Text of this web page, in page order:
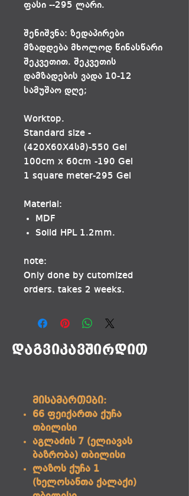
ფასი --295 ლარი.
შენიშვნა: ზედაპირები
მზადდება მხოლოდ წინასწარი
შეკვეთით. შეკვეთის
დამზადების ვადა 10-12
სამუშაო დღე;
Worktop.
Standard size -
(420X60X4სმ)-550 Gel
100cm x 60cm -190 Gel
1 square meter-295 Gel
Material:
MDF
Solid HPL 1.2mm.
note:
Only done by cutomized
orders. takes 2 weeks.
დაგვიკავშირდით
მისამართები:
66 ფეიქართა ქუჩა
თბილისი
აგლაძის 7 (ელიავას
ბაზრობა) თბილისი
ლაზოს ქუჩა 1
(ხელოსანთა ქალაქი)